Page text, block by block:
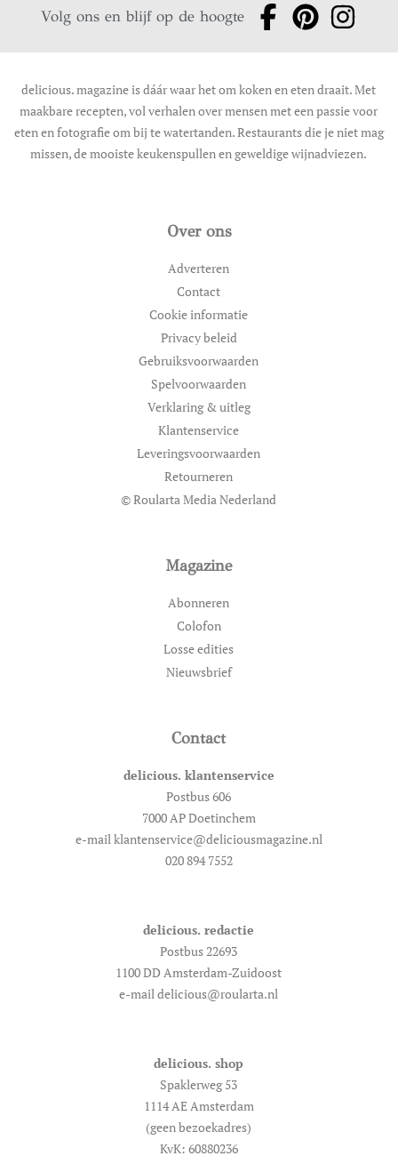
Volg ons en blijf op de hoogte
delicious. magazine is dáár waar het om koken en eten draait. Met
maakbare recepten, vol verhalen over mensen met een passie voor
eten en fotografie om bij te watertanden. Restaurants die je niet mag
missen, de mooiste keukenspullen en geweldige wijnadviezen.
Over ons
Adverteren
Contact
Cookie informatie
Privacy beleid
Gebruiksvoorwaarden
Spelvoorwaarden
Verklaring & uitleg
Klantenservice
Leveringsvoorwaarden
Retourneren
© Roularta Media Nederland
Magazine
Abonneren
Colofon
Losse edities
Nieuwsbrief
Contact
delicious. klantenservice
Postbus 606
7000 AP Doetinchem
e-mail klantenservice@deliciousmagazine.nl
020 894 7552
delicious. redactie
Postbus 22693
1100 DD Amsterdam-Zuidoost
e-mail delicious@roularta.nl
delicious. shop
Spaklerweg 53
1114 AE Amsterdam
(geen bezoekadres)
KvK: 60880236